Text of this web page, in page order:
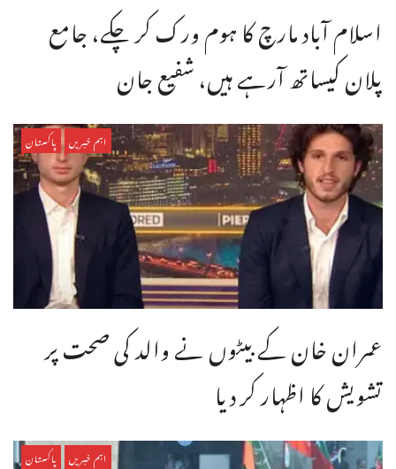
اسلام آباد مارچ کا ہوم ورک کر چکے، جامع
پلان کیساتھ آرہے ہیں، شفیع جان
اہم خبریں پاکستان
عمران خان کے بیٹوں نے والد کی صحت پر
تشویش کا اظہار کر دیا
اہم خبریں پاکستان